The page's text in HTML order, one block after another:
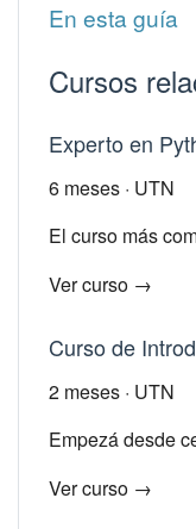
En esta guía
Cursos
Experto en
6 meses · UTN
El curso más
Ver curso →
Curso de
2 meses · UTN
Empezá desde
Ver curso →